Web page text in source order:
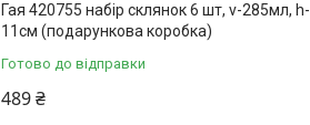
Гая 420755 набір склянок 6 шт, v-285мл, h-
11см (подарункова коробка)
Готово до відправки
489 ₴